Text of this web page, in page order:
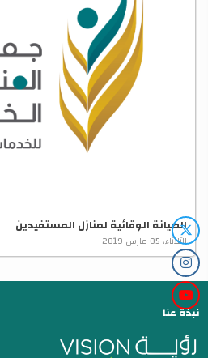
الصيانة الوقائية لمنازل المستفيدين
الثلاثاء، 05 مارس 2019
نبذة عنا